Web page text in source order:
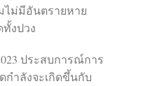
ไม่มีอันตรายหาย
งปวง
ประสบการณ์การ
ำลังจะเกิดขึ้นกับ